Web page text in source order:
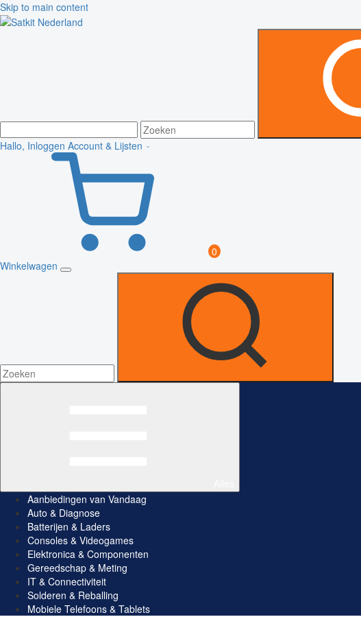
Skip to main content
Hallo, Inloggen Account & Lijsten
0
Winkelwagen
Aanbiedingen van Vandaag
Auto & Diagnose
Batterijen & Laders
Consoles & Videogames
Elektronica & Componenten
Gereedschap & Meting
IT & Connectiviteit
Solderen & Reballing
Mobiele Telefoons & Tablets